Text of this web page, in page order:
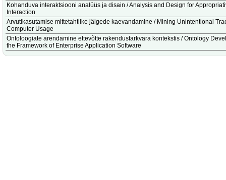
Kohanduva interaktsiooni analüüs ja disain / Analysis and Design for
Interaction
Arvutikasutamise mittetahtlike jälgede kaevandamine / Mining Unintentional
Computer Usage
Ontoloogiate arendamine ettevõtte rakendustarkvara kontekstis / Ontology
the Framework of Enterprise Application Software